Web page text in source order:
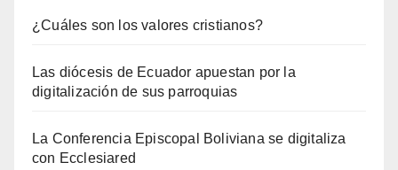
¿Cuáles son los valores cristianos?
Las diócesis de Ecuador apuestan por la
digitalización de sus parroquias
La Conferencia Episcopal Boliviana se digitaliza
con Ecclesiared